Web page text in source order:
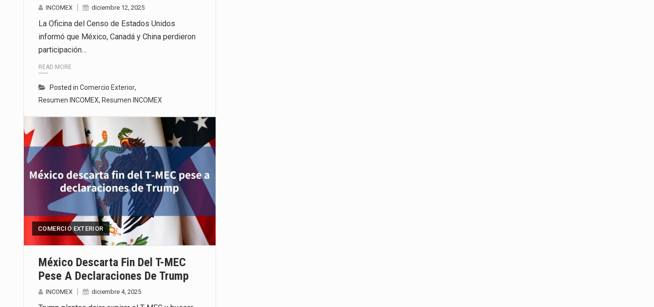
INCOMEX diciembre 12, 2025
La Oficina del Censo de Estados Unidos
informó que México, Canadá y China perdieron
participación…
READ MORE
Posted in Comercio Exterior,
Resumen INCOMEX, Resumen INCOMEX
COMERCIO EXTERIOR
México Descarta Fin Del T-MEC
Pese A Declaraciones De Trump
INCOMEX diciembre 4, 2025